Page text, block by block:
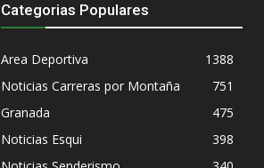
Categorias Populares
Area Deportiva
1388
Noticias Carreras por Montaña
751
Granada
475
Noticias Esqui
398